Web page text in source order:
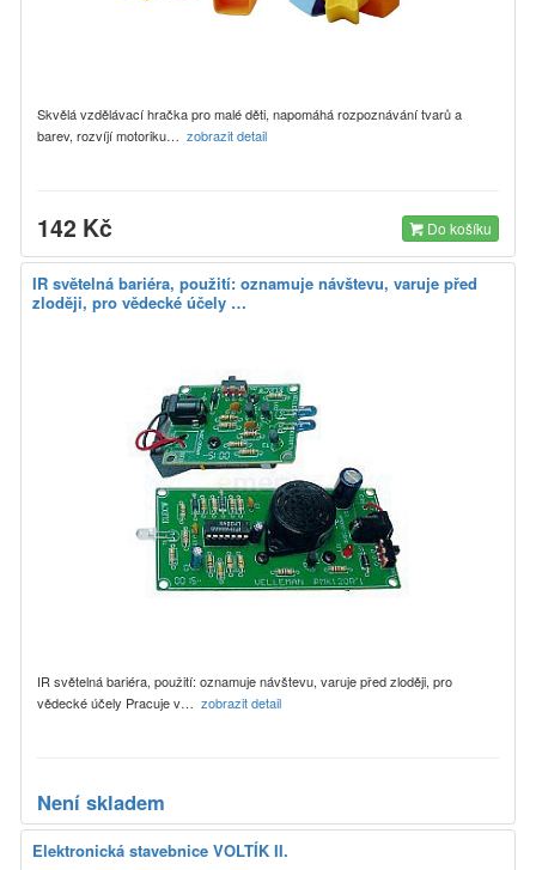
Skvělá vzdělávací hračka pro malé děti, napomáhá rozpoznávání tvarů a
barev, rozvíjí motoriku… zobrazit detail
142 Kč Do košíku
IR světelná bariéra, použití: oznamuje návštevu, varuje před
zloději, pro vědecké účely …
IR světelná bariéra, použití: oznamuje návštevu, varuje před zloději, pro
vědecké účely Pracuje v… zobrazit detail
Není skladem
Elektronická stavebnice VOLTÍK II.